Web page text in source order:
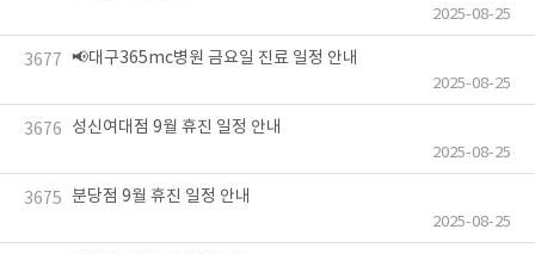
2025-08-25
3677 📢대구365mc병원 금요일 진료 일정 안내
2025-08-25
3676 성신여대점 9월 휴진 일정 안내
2025-08-25
3675 분당점 9월 휴진 일정 안내
2025-08-25